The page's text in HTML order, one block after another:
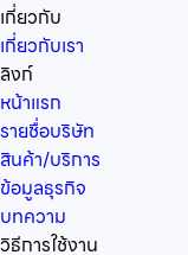
เกี่ยวกับ
เกี่ยวกับเรา
ลิงก์
หน้าแรก
รายชื่อบริษัท
สินค้า/บริการ
ข้อมูลธุรกิจ
บทความ
วิธีการใช้งาน